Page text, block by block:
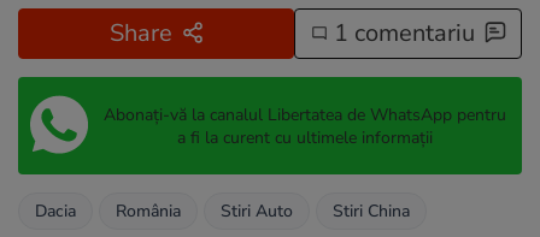
Share 1 comentariu
Abonați-vă la canalul Libertatea de WhatsApp pentru
a fi la curent cu ultimele informații
Dacia România Stiri Auto Stiri China